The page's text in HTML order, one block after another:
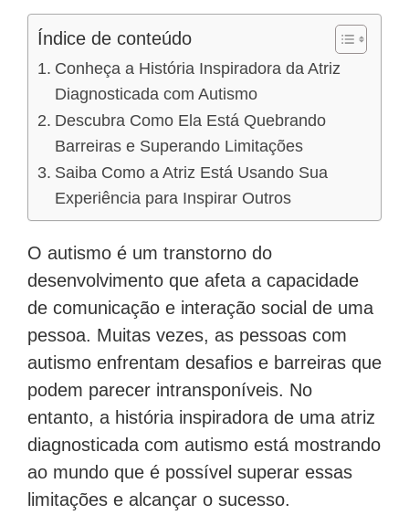
Índice de conteúdo
Conheça a História Inspiradora da Atriz
Diagnosticada com Autismo
Descubra Como Ela Está Quebrando
Barreiras e Superando Limitações
Saiba Como a Atriz Está Usando Sua
Experiência para Inspirar Outros
O autismo é um transtorno do
desenvolvimento que afeta a capacidade
de comunicação e interação social de uma
pessoa. Muitas vezes, as pessoas com
autismo enfrentam desafios e barreiras que
podem parecer intransponíveis. No
entanto, a história inspiradora de uma atriz
diagnosticada com autismo está mostrando
ao mundo que é possível superar essas
limitações e alcançar o sucesso.